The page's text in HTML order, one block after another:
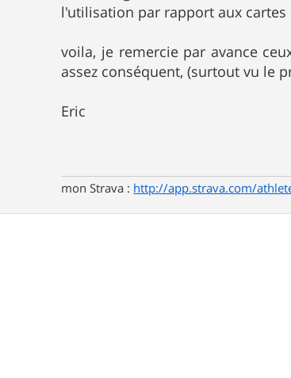
l'utilisation par rapport aux cartes
voila, je remercie par avance
assez conséquent, (surtout vu le
Eric
mon Strava : http://app.strava.com/